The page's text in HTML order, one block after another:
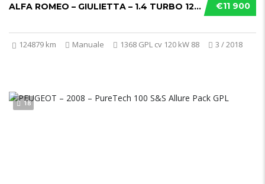
€11 900
ALFA ROMEO – GIULIETTA – 1.4 TURBO 120 CV GPL SUPER
124879 km Manuale 1368 GPL cv 120 kW 88 3 / 2018
18